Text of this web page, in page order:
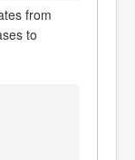
from
to